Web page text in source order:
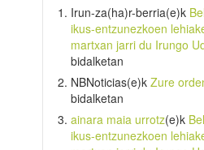
Irun-za(ha)r-berria(e)k
ikus-entzunezkoen
martxan jarri du Irungo
bidalketan
NBNoticias(e)k Zure
bidalketan
ainara maia urrotz(e)k
ikus-entzunezkoen